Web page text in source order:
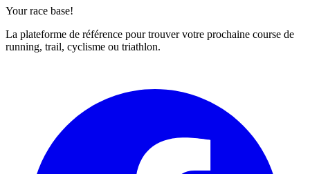
Your race base!
La plateforme de référence pour trouver votre prochaine course de
running, trail, cyclisme ou triathlon.